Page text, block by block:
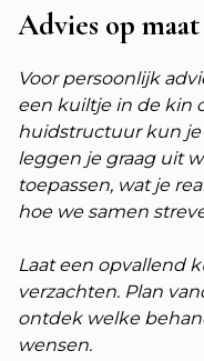
Advies op maat
Voor persoonlijk
een kuiltje in de kin
huidstructuur kun
leggen je graag uit
toepassen, wat je
hoe we samen
Laat een opvallend
verzachten. Plan
ontdek welke
wensen.